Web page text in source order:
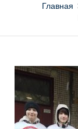
Главная